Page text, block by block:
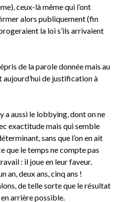
ceux-là même qui l’ont
alors publiquement (fin
la loi s’ils arrivaient
de la parole donnée mais au
de justification à
a aussi le lobbying, dont on ne
exactitude mais qui semble
sans que l’on en ait
que le temps ne compte pas
: il joue en leur faveur.
an, deux ans, cinq ans !
de telle sorte que le résultat
arrière possible.